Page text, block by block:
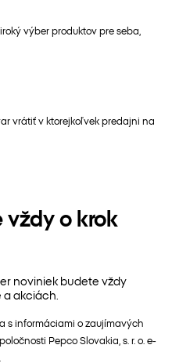
výber produktov pre seba,
vrátiť v ktorejkoľvek predajni na
o krok
noviniek budete vždy
a akciách.
s informáciami o zaujímavých
Pepco Slovakia, s. r. o. e-